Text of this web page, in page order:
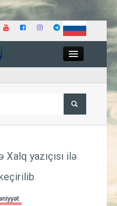
İqtisadiyyat
yazıçısı ilə